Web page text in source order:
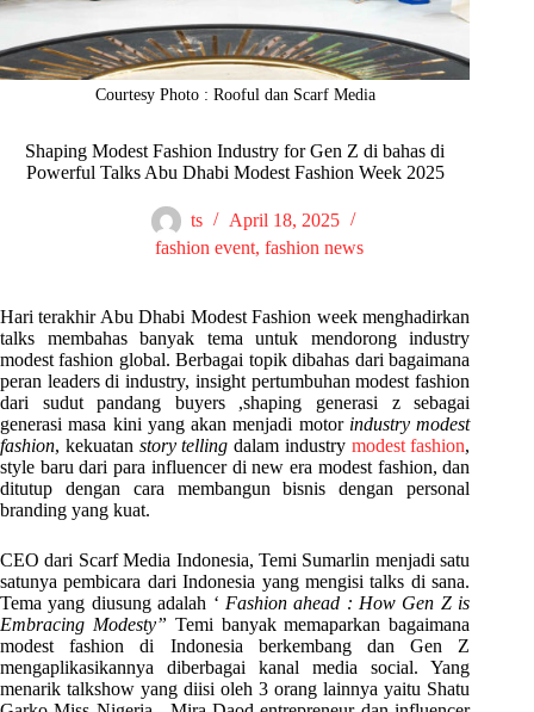
Courtesy Photo : Rooful dan Scarf Media
Shaping Modest Fashion Industry for Gen Z di bahas di
Powerful Talks Abu Dhabi Modest Fashion Week 2025
ts
April 18, 2025
fashion event, fashion news
Hari terakhir Abu Dhabi Modest Fashion week menghadirkan
talks membahas banyak tema untuk mendorong industry
modest fashion global. Berbagai topik dibahas dari bagaimana
peran leaders di industry, insight pertumbuhan modest fashion
dari sudut pandang buyers ,shaping generasi z sebagai
generasi masa kini yang akan menjadi motor industry modest
fashion, kekuatan story telling dalam industry modest fashion,
style baru dari para influencer di new era modest fashion, dan
ditutup dengan cara membangun bisnis dengan personal
branding yang kuat.
CEO dari Scarf Media Indonesia, Temi Sumarlin menjadi satu
satunya pembicara dari Indonesia yang mengisi talks di sana.
Tema yang diusung adalah ‘ Fashion ahead : How Gen Z is
Embracing Modesty” Temi banyak memaparkan bagaimana
modest fashion di Indonesia berkembang dan Gen Z
mengaplikasikannya diberbagai kanal media social. Yang
menarik talkshow yang diisi oleh 3 orang lainnya yaitu Shatu